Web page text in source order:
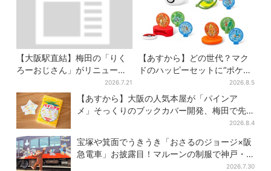
【大阪駅直結】梅田の「りく
ろーおじさん」がリニューア
ル！チーズケーキ以外も充
実…並ばず買える「ロッカ
ー」も設置
2026.7.21
【あすから】どの世代？マク
ドのハッピーセットに“ポケモ
ンおもちゃ”、歴代30匹に「懐
かしい」と喜びの声
2026.8.5
【あすから】大阪の人気本屋が「パインア
メ」そっくりのブックカバー開発、梅田で先
2026.8.4
宝塚や箕面でうきうき「おさるのジョージ×阪
急電車」お披露目！マルーンの制服で神戸・
2026.7.30